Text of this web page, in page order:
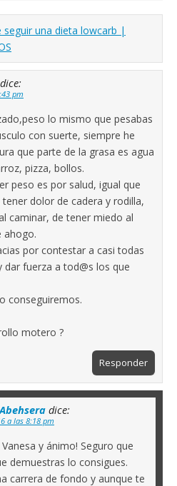
seguir una dieta lowcarb |
dice:
pm
lo mismo que pesabas
con suerte, siempre he
que parte de la grasa es agua
pizza, bollos.
peso es por salud, igual que
dolor de cadera y rodilla,
caminar, de tener miedo al
ahogo.
por contestar a casi todas
fuerza a tod@s los que
conseguiremos.
motero ?
Responder
dice:
a las 8:18 pm
Vanesa y ánimo! Seguro que
demuestras lo consigues.
carrera de fondo y aunque te